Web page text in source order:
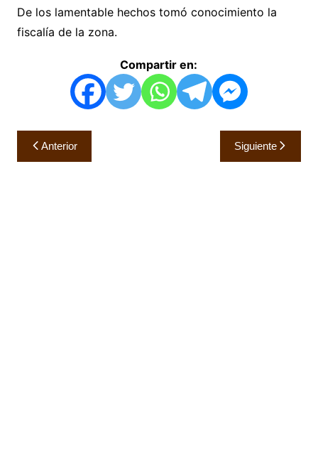
De los lamentable hechos tomó conocimiento la
fiscalía de la zona.
Compartir en:
Navegación
de
Anterior Siguiente